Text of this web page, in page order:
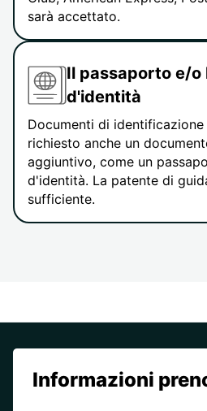
sarà accettato.
Il passaporto e/o
d'identità
Documenti di identificazione
richiesto anche un
aggiuntivo, come un
d'identità. La patente di
sufficiente.
Informazioni